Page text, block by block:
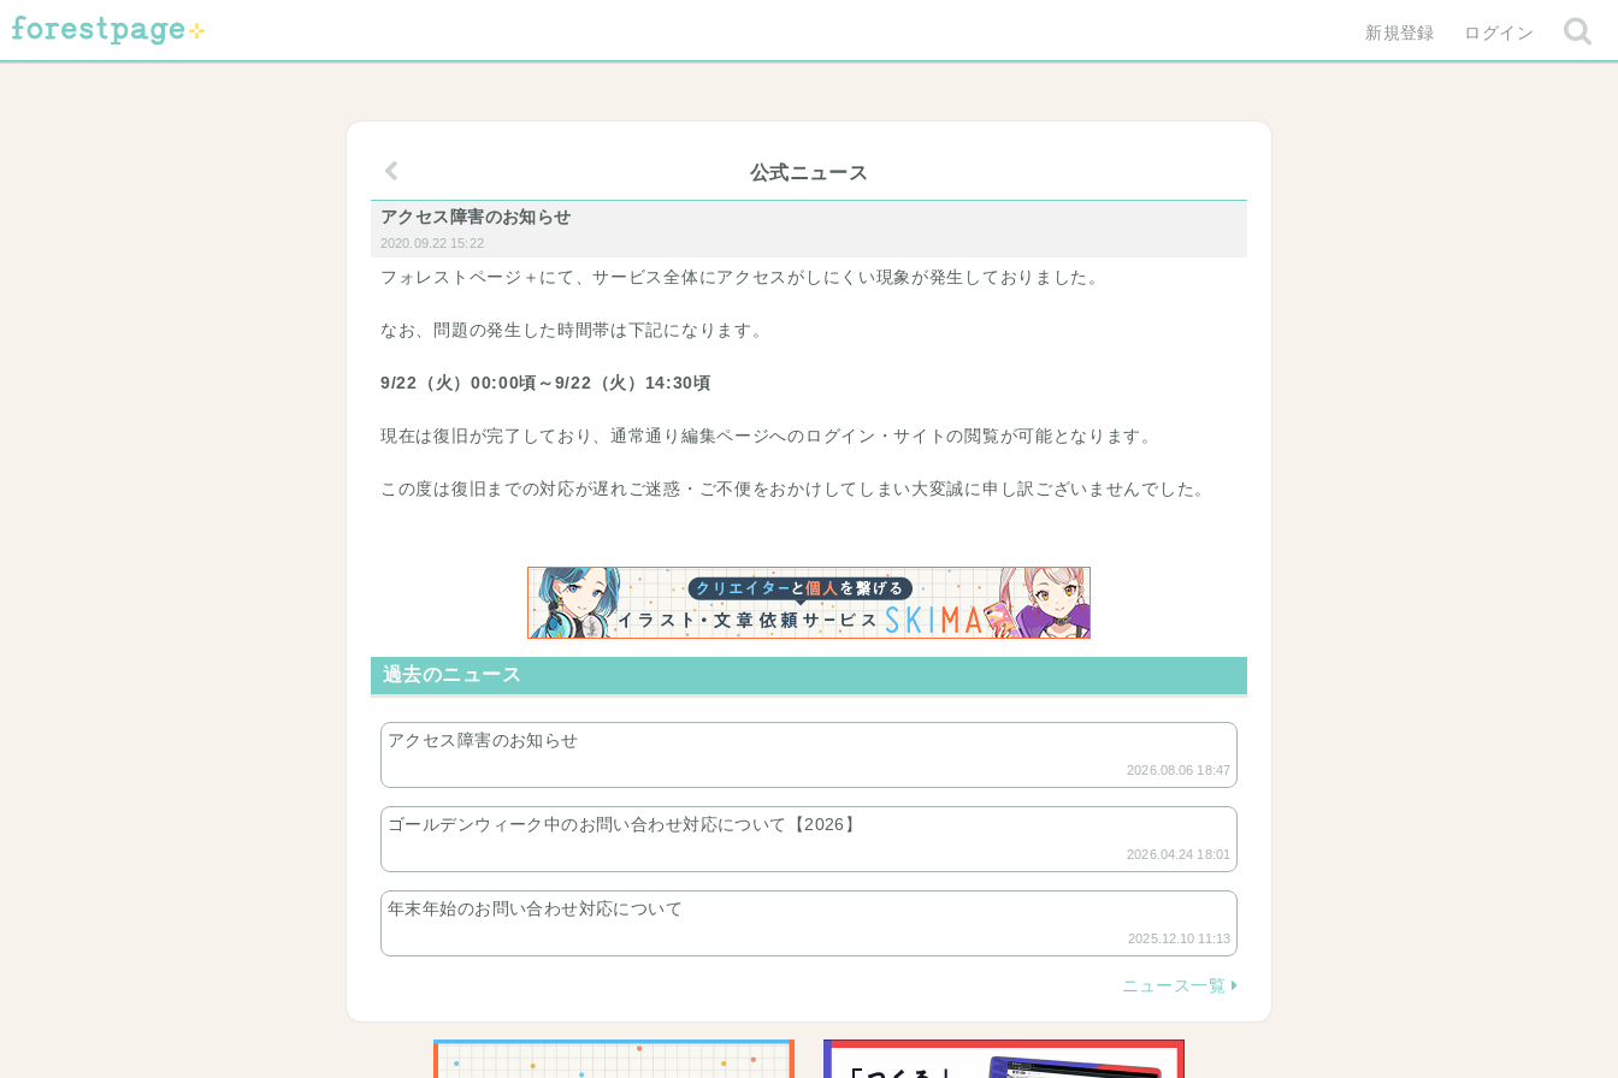
新規登録 ログイン
公式ニュース
アクセス障害のお知らせ
2020.09.22 15:22
フォレストページ＋にて、サービス全体にアクセスがしにくい現象が発生しておりました。
なお、問題の発生した時間帯は下記になります。
9/22（火）00:00頃～9/22（火）14:30頃
現在は復旧が完了しており、通常通り編集ページへのログイン・サイトの閲覧が可能となります。
この度は復旧までの対応が遅れご迷惑・ご不便をおかけしてしまい大変誠に申し訳ございませんでした。
過去のニュース
アクセス障害のお知らせ
2026.08.06 18:47
ゴールデンウィーク中のお問い合わせ対応について【2026】
2026.04.24 18:01
年末年始のお問い合わせ対応について
2025.12.10 11:13
ニュース一覧